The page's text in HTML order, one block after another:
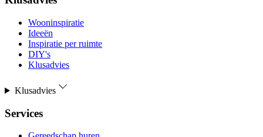
Wooninspiratie
Ideeën
Inspiratie per ruimte
DIY's
Klusadvies
Klusadvies
Services